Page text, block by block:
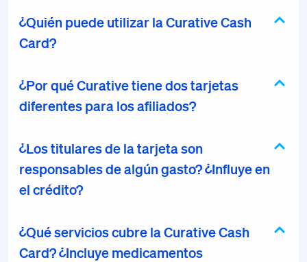
¿Quién puede utilizar la Curative Cash
Card?
¿Por qué Curative tiene dos tarjetas
diferentes para los afiliados?
¿Los titulares de la tarjeta son
responsables de algún gasto? ¿Influye en
el crédito?
¿Qué servicios cubre la Curative Cash
Card? ¿Incluye medicamentos